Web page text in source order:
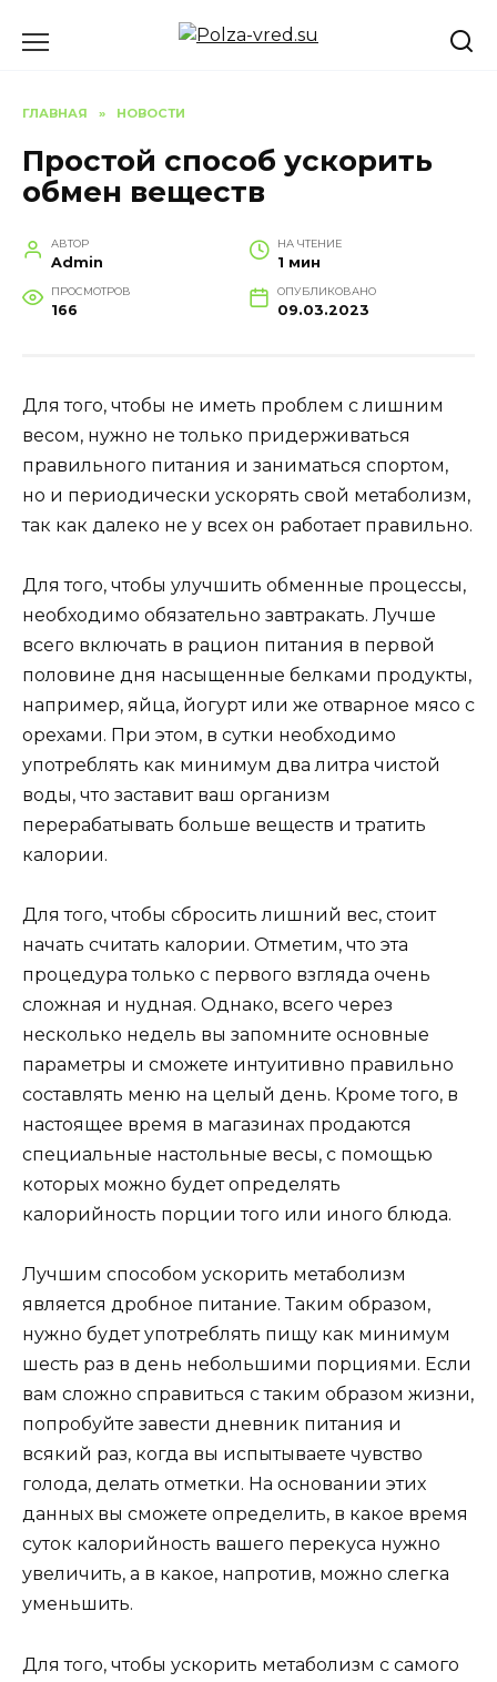
ГЛАВНАЯ » НОВОСТИ
Простой способ ускорить
обмен веществ
АВТОР
Admin
НА ЧТЕНИЕ
1 мин
ПРОСМОТРОВ
166
ОПУБЛИКОВАНО
09.03.2023
Для того, чтобы не иметь проблем с лишним
весом, нужно не только придерживаться
правильного питания и заниматься спортом,
но и периодически ускорять свой метаболизм,
так как далеко не у всех он работает правильно.
Для того, чтобы улучшить обменные процессы,
необходимо обязательно завтракать. Лучше
всего включать в рацион питания в первой
половине дня насыщенные белками продукты,
например, яйца, йогурт или же отварное мясо с
орехами. При этом, в сутки необходимо
употреблять как минимум два литра чистой
воды, что заставит ваш организм
перерабатывать больше веществ и тратить
калории.
Для того, чтобы сбросить лишний вес, стоит
начать считать калории. Отметим, что эта
процедура только с первого взгляда очень
сложная и нудная. Однако, всего через
несколько недель вы запомните основные
параметры и сможете интуитивно правильно
составлять меню на целый день. Кроме того, в
настоящее время в магазинах продаются
специальные настольные весы, с помощью
которых можно будет определять
калорийность порции того или иного блюда.
Лучшим способом ускорить метаболизм
является дробное питание. Таким образом,
нужно будет употреблять пищу как минимум
шесть раз в день небольшими порциями. Если
вам сложно справиться с таким образом жизни,
попробуйте завести дневник питания и
всякий раз, когда вы испытываете чувство
голода, делать отметки. На основании этих
данных вы сможете определить, в какое время
суток калорийность вашего перекуса нужно
увеличить, а в какое, напротив, можно слегка
уменьшить.
Для того, чтобы ускорить метаболизм с самого